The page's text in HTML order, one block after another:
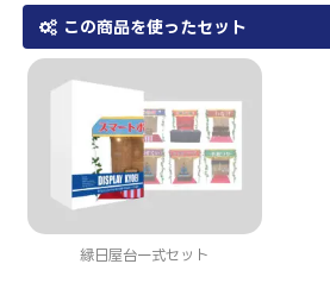
この商品を使ったセット
縁日屋台一式セット